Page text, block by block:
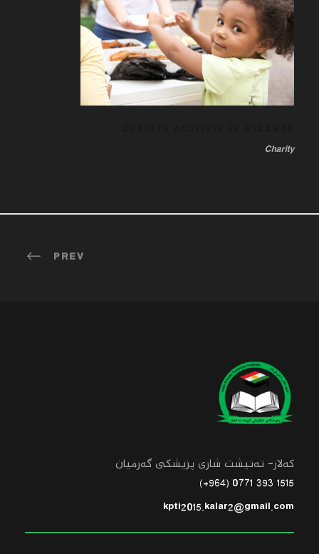
CHARITY ACTIVITY IN ATLANTA
Charity
PREV
کەلار- تەنیشت شاری پزیشکی گەرمیان
1515 393 0771 (964+)
kpti2015.kalar2@gmail.com